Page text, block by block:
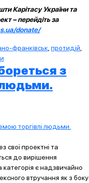
Карітасу України та
– перейдіть за
donate/
франківськ протидій
з
людьми.
свої проектні та
до вирішення
є надзвичайно
втручання як з боку